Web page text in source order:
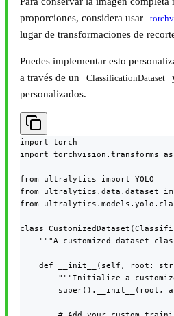
proporciones, considera usar
lugar de transformaciones de
Puedes implementar esto
a través de un
ClassificationDataset
personalizados.
import torch
import torchvision.transforms
from ultralytics import YOLO
from ultralytics.data.dataset
from
class
"""A customized dataset
def __init__(self, root:
"""Initialize a
super().__init__(root,